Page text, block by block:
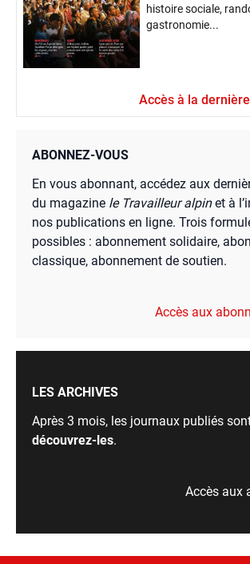
histoire sociale,
gastronomie...
Accès à la
ABONNEZ-VOUS
En vous abonnant, accédez aux
du magazine le Travailleur alpinet à
nos publications en ligne. Trois
possibles : abonnement solidaire,
classique, abonnement de soutien.
Accès aux
LES ARCHIVES
Après 3 mois, les journaux publiés
découvrez-les.
Accès aux